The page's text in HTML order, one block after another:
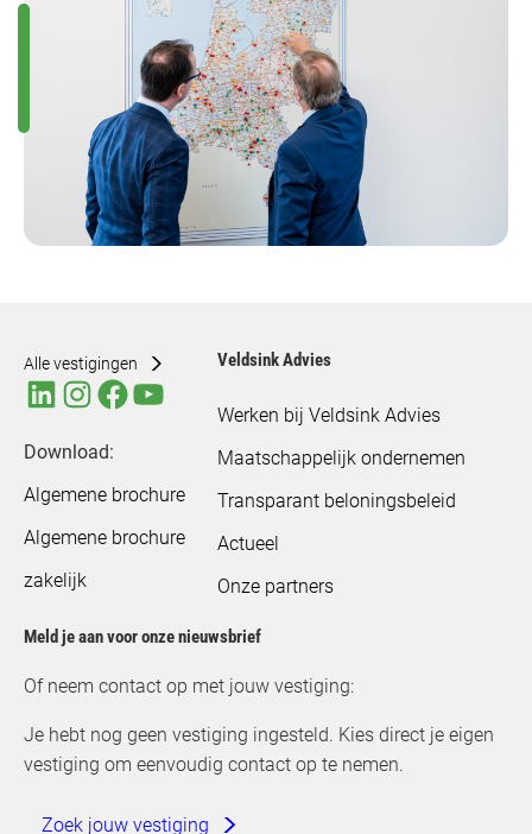
Alle vestigingen
Download:
Algemene brochure
Algemene brochure
zakelijk
Veldsink Advies
Werken bij Veldsink Advies
Maatschappelijk ondernemen
Transparant beloningsbeleid
Actueel
Onze partners
Meld je aan voor onze nieuwsbrief
Of neem contact op met jouw vestiging:
Je hebt nog geen vestiging ingesteld. Kies direct je eigen
vestiging om eenvoudig contact op te nemen.
Zoek jouw vestiging